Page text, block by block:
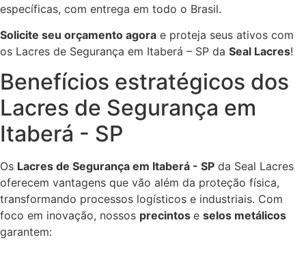
específicas, com entrega em todo o Brasil.
Solicite seu orçamento agora e proteja seus ativos com
os Lacres de Segurança em Itaberá – SP da Seal Lacres!
Benefícios estratégicos dos
Lacres de Segurança em
Itaberá - SP
Os Lacres de Segurança em Itaberá - SP da Seal Lacres
oferecem vantagens que vão além da proteção física,
transformando processos logísticos e industriais. Com
foco em inovação, nossos precintos e selos metálicos
garantem: